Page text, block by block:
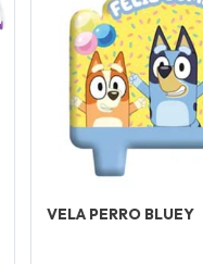
VELA PERRO BLUEY